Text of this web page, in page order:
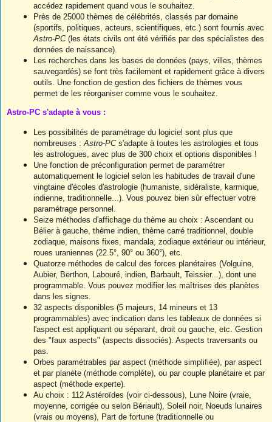
accédez rapidement quand vous le souhaitez.
Près de 25000 thèmes de célébrités, classés par domaine
(sportifs, politiques, acteurs, scientifiques, etc.) sont fournis avec
Astro-PC (les états civils ont été vérifiés par des spécialistes des
données de naissance).
Les recherches dans les bases de données (pays, villes, thèmes
sauvegardés) se font très facilement et rapidement grâce à divers
outils. Une fonction de gestion des fichiers de thèmes vous
permet de les réorganiser comme vous le souhaitez.
Astro-PC s'adapte à vous :
Les possibilités de paramétrage du logiciel sont plus que
nombreuses : Astro-PC s'adapte à toutes les astrologies et tous
les astrologues, avec plus de 300 choix et options disponibles !
Une fonction de préconfiguration permet de paramétrer
automatiquement le logiciel selon les habitudes de travail d'une
vingtaine d'écoles d'astrologie (humaniste, sidéraliste, karmique,
indienne, traditionnelle...). Vous pouvez bien sûr effectuer votre
paramétrage personnel.
Seize méthodes d'affichage du thème au choix : Ascendant ou
Bélier à gauche, thème indien, thème carré traditionnel, double
zodiaque, maisons fixes, mandala, zodiaque extérieur ou intérieur,
roues uraniennes (22.5°, 90° ou 360°), etc.
Quatorze méthodes de calcul des forces planétaires (Volguine,
Aubier, Berthon, Labouré, indien, Barbault, Teissier...), dont une
programmable. Vous pouvez modifier les maîtrises des planètes
dans les signes.
32 aspects disponibles (5 majeurs, 14 mineurs et 13
programmables) avec indication dans les tableaux de données si
l'aspect est appliquant ou séparant, droit ou gauche, etc. Gestion
des "faux aspects" (aspects dissociés). Aspects traversants ou
pas.
Orbes paramétrables par aspect (méthode simplifiée), par aspect
et par planète (méthode complète), ou par couple planétaire et par
aspect (méthode experte).
Au choix : 112 Astéroïdes (voir ci-dessous), Lune Noire (vraie,
moyenne, corrigée ou selon Bériault), Soleil noir, Noeuds lunaires
(vrais ou moyens), Part de fortune (traditionnelle ou